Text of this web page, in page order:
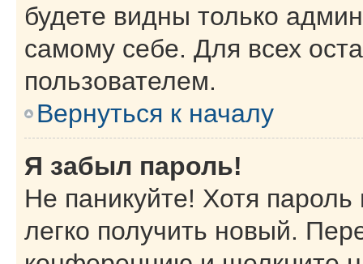
будете видны только
самому себе. Для всех
пользователем.
Вернуться к началу
Я забыл пароль!
Не паникуйте! Хотя
легко получить новый.